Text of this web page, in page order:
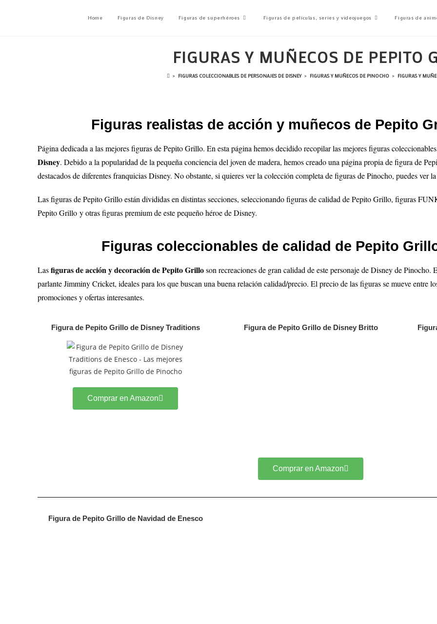
Home Figuras de Disney Figuras de superhéroes Figuras de películas, series y videojuegos Figuras de
FIGURAS Y MUÑECOS DE PEPITO
> FIGURAS COLECCIONABLES DE PERSONAJES DE DISNEY > FIGURAS Y MUÑECOS DE PINOCHO > FIGURAS Y
Figuras realistas de acción y muñecos de Pepito
Página dedicada a las mejores figuras de Pepito Grillo. En esta página hemos decidido recopilar las mejores figuras
Disney. Debido a la popularidad de la pequeña conciencia del joven de madera, hemos creado una página propia de figura de
destacados de diferentes franquicias Disney. No obstante, si quieres ver la colección completa de figuras de Pinocho, puedes ver
Las figuras de Pepito Grillo están divididas en distintas secciones, seleccionando figuras de calidad de Pepito Grillo, figuras
Pepito Grillo y otras figuras premium de este pequeño héroe de Disney.
Figuras coleccionables de calidad de Pepito
Lasfiguras de acción y decoración dePepito Grillo son recreaciones de gran calidad de este personaje de Disney de Pinocho.
parlante Jimminy Cricket, ideales para los que buscan una buena relación calidad/precio. El precio de las figuras se mueve entre
promociones y ofertas interesantes.
Figura de Pepito Grillo de Disney Traditions
Comprar en Amazon
Figura de Pepito Grillo de Disney Britto
Comprar en Amazon
Figura de Pepito Grillo de Navidad de Enesco